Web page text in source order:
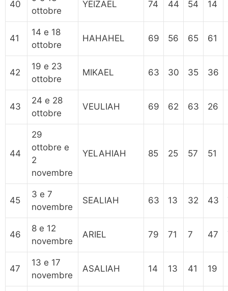
40
ottobre
YEIZAEL 74 44 54 14
41
14 e 18
ottobre
HAHAHEL 69 56 65 61
42
19 e 23
ottobre
MIKAEL 63 30 35 36
43
24 e 28
ottobre
VEULIAH 69 62 63 26
44
29
ottobre e
2
novembre
YELAHIAH 85 25 57 51
45
3 e 7
novembre
SEALIAH 63 13 32 43
46
8 e 12
novembre
ARIEL 79 71 7 47
47
13 e 17
novembre
ASALIAH 14 13 41 19